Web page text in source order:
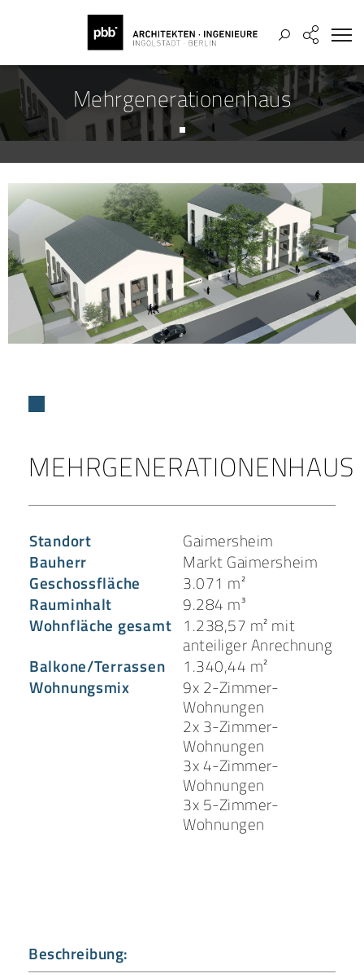
Mehrgenerationenhaus
MEHRGENERATIONENHAUS
Standort
Gaimersheim
Bauherr
Markt Gaimersheim
Geschossfläche
3.071 m²
Rauminhalt
9.284 m³
Wohnfläche gesamt 1.238,57 m² mit
anteiliger Anrechnung
Balkone/Terrassen
1.340,44 m²
Wohnungsmix
9x 2-Zimmer-
Wohnungen
2x 3-Zimmer-
Wohnungen
3x 4-Zimmer-
Wohnungen
3x 5-Zimmer-
Wohnungen
Beschreibung: